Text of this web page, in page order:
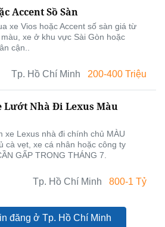
Accent Sồ Sàn
xe Vios hoặc Accent số sàn giá từ
xe ở khu vực Sài Gòn hoặc
cận..
Tp. Hồ Chí Minh 200-400 Triệu
Lướt Nhà Đi Lexus Màu
xe Lexus nhà đi chính chủ MÀU
cà vẹt, xe cá nhân hoặc công ty
GẤP TRONG THÁNG 7.
Tp. Hồ Chí Minh 800-1 Tỷ
đăng ở Tp. Hồ Chí Minh